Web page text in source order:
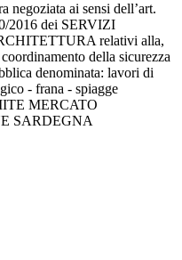
ai sensi dell’art.
2016 dei SERVIZI
relativi alla,
della sicurezza
denominata: lavori di
- frana - spiagge
MERCATO
SARDEGNA